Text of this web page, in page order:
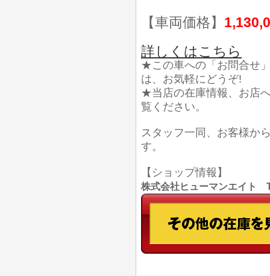
【車両価格】
詳しくはこちら
★この車への「お問合せ
は、お気軽にどうぞ!
★当店の在庫情報、お店
覧ください。
スタッフ一同、お客様か
す。
【ショップ情報】
株式会社ヒューマンエイト